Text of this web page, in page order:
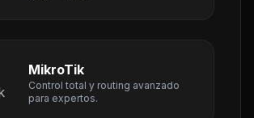
MikroTik
Control total y routing avanzado
para expertos.